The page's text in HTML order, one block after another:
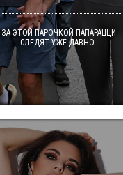
ЗА ЭТОЙ ПАРОЧКОЙ ПАПАРАЦЦИ
СЛЕДЯТ УЖЕ ДАВНО.